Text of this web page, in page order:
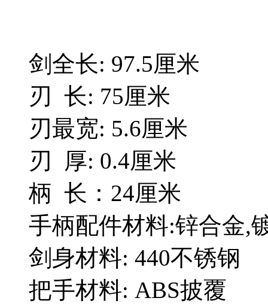
剑全长: 97.5厘米
刃 长: 75厘米
刃最宽: 5.6厘米
刃 厚: 0.4厘米
柄 长：24厘米
手柄配件材料:锌合金,
剑身材料: 440不锈钢
把手材料: ABS披覆